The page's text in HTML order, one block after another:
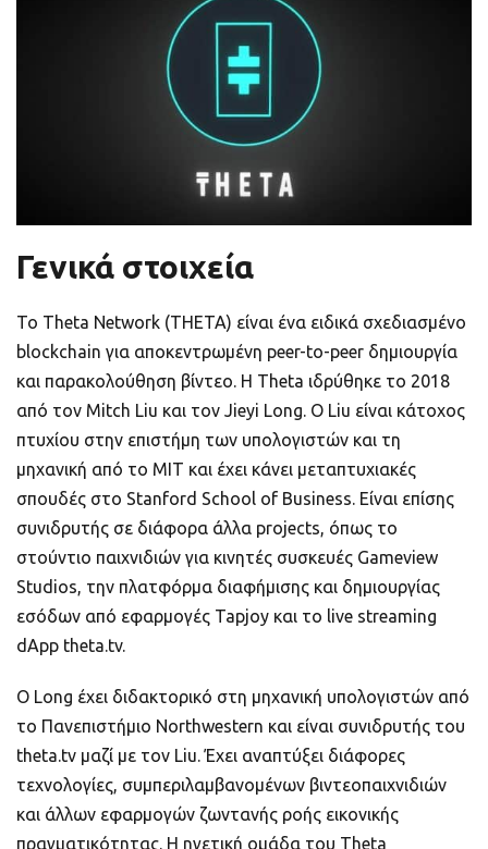
Γενικά στοιχεία
Το Theta Network (THETA) είναι ένα ειδικά σχεδιασμένο
blockchain για αποκεντρωμένη peer-to-peer δημιουργία
και παρακολούθηση βίντεο. Η Theta ιδρύθηκε το 2018
από τον Mitch Liu και τον Jieyi Long. Ο Liu είναι κάτοχος
πτυχίου στην επιστήμη των υπολογιστών και τη
μηχανική από το MIT και έχει κάνει μεταπτυχιακές
σπουδές στο Stanford School of Business. Είναι επίσης
συνιδρυτής σε διάφορα άλλα projects, όπως το
στούντιο παιχνιδιών για κινητές συσκευές Gameview
Studios, την πλατφόρμα διαφήμισης και δημιουργίας
εσόδων από εφαρμογές Tapjoy και το live streaming
dApp theta.tv.
Ο Long έχει διδακτορικό στη μηχανική υπολογιστών από
το Πανεπιστήμιο Northwestern και είναι συνιδρυτής του
theta.tv μαζί με τον Liu. Έχει αναπτύξει διάφορες
τεχνολογίες, συμπεριλαμβανομένων βιντεοπαιχνιδιών
και άλλων εφαρμογών ζωντανής ροής εικονικής
πραγματικότητας. Η ηγετική ομάδα του Theta
Πορτοφόλια Κρυπτονομισμάτων
Metamask τι είναι και πως λειτουργεί αυτό
Νομοθεσία